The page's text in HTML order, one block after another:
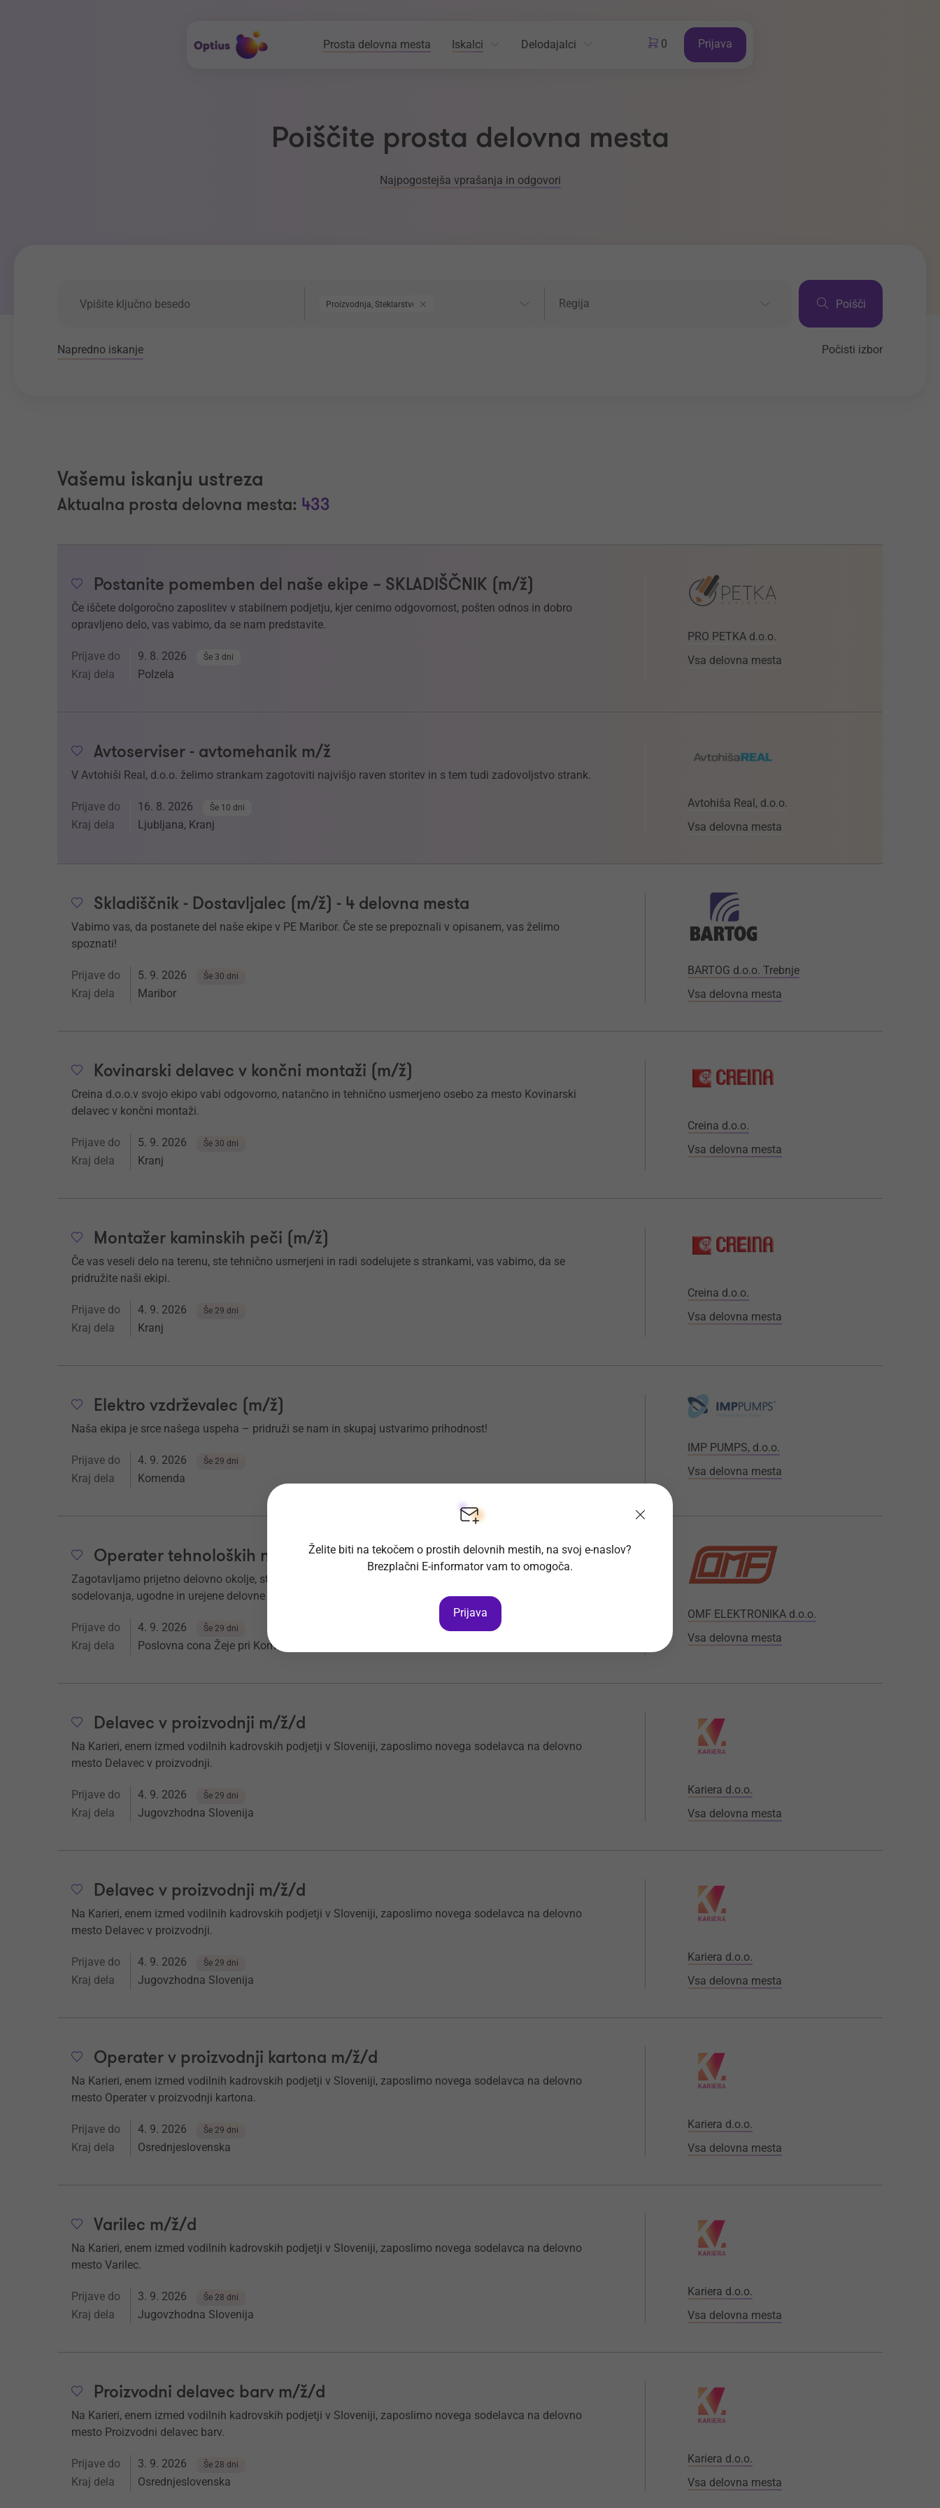
Prosta delovna mesta Iskalci Delodajalci 0 Prijava
Poiščite prosta delovna mesta
Najpogostejša vprašanja in odgovori
Proizvodnja, Steklarstvo Regija Poišči
Napredno iskanje Počisti izbor
Vašemu iskanju ustreza
Aktualna prosta delovna mesta: 433
Postanite pomemben del naše ekipe – SKLADIŠČNIK (m/ž)
Če iščete dolgoročno zaposlitev v stabilnem podjetju, kjer cenimo odgovornost, pošten odnos in dobro
opravljeno delo, vas vabimo, da se nam predstavite.
Prijave do 9. 8. 2026 Še 3 dni
Kraj dela Polzela
PRO PETKA d.o.o.
Vsa delovna mesta
Avtoserviser - avtomehanik m/ž
V Avtohiši Real, d.o.o. želimo strankam zagotoviti najvišjo raven storitev in s tem tudi zadovoljstvo strank.
Prijave do 16. 8. 2026 Še 10 dni
Kraj dela Ljubljana, Kranj
Avtohiša Real, d.o.o.
Vsa delovna mesta
Skladiščnik - Dostavljalec (m/ž) - 4 delovna mesta
Vabimo vas, da postanete del naše ekipe v PE Maribor. Če ste se prepoznali v opisanem, vas želimo
spoznati!
Prijave do 5. 9. 2026 Še 30 dni
Kraj dela Maribor
BARTOG d.o.o. Trebnje
Vsa delovna mesta
Kovinarski delavec v končni montaži (m/ž)
Creina d.o.o.v svojo ekipo vabi odgovorno, natančno in tehnično usmerjeno osebo za mesto Kovinarski
delavec v končni montaži.
Prijave do 5. 9. 2026 Še 30 dni
Kraj dela Kranj
Creina d.o.o.
Vsa delovna mesta
Montažer kaminskih peči (m/ž)
Če vas veseli delo na terenu, ste tehnično usmerjeni in radi sodelujete s strankami, vas vabimo, da se
pridružite naši ekipi.
Prijave do 4. 9. 2026 Še 29 dni
Kraj dela Kranj
Creina d.o.o.
Vsa delovna mesta
Elektro vzdrževalec (m/ž)
Naša ekipa je srce našega uspeha – pridruži se nam in skupaj ustvarimo prihodnost!
Prijave do 4. 9. 2026 Še 29 dni
Kraj dela Komenda
IMP PUMPS, d.o.o.
Vsa delovna mesta
Operater tehnoloških naprav (m/ž)
Zagotavljamo prijetno delovno okolje, stimulativno plačilo, možnosti napredovanja, možnost dolgoročnega
sodelovanja, ugodne in urejene delovne razmere.
Prijave do 4. 9. 2026 Še 29 dni
Kraj dela Poslovna cona Žeje pri Komendi
OMF ELEKTRONIKA d.o.o.
Vsa delovna mesta
Delavec v proizvodnji m/ž/d
Na Karieri, enem izmed vodilnih kadrovskih podjetji v Sloveniji, zaposlimo novega sodelavca na delovno
mesto Delavec v proizvodnji.
Prijave do 4. 9. 2026 Še 29 dni
Kraj dela Jugovzhodna Slovenija
Kariera d.o.o.
Vsa delovna mesta
Delavec v proizvodnji m/ž/d
Na Karieri, enem izmed vodilnih kadrovskih podjetji v Sloveniji, zaposlimo novega sodelavca na delovno
mesto Delavec v proizvodnji.
Prijave do 4. 9. 2026 Še 29 dni
Kraj dela Jugovzhodna Slovenija
Kariera d.o.o.
Vsa delovna mesta
Operater v proizvodnji kartona m/ž/d
Na Karieri, enem izmed vodilnih kadrovskih podjetji v Sloveniji, zaposlimo novega sodelavca na delovno
mesto Operater v proizvodnji kartona.
Prijave do 4. 9. 2026 Še 29 dni
Kraj dela Osrednjeslovenska
Kariera d.o.o.
Vsa delovna mesta
Varilec m/ž/d
Na Karieri, enem izmed vodilnih kadrovskih podjetji v Sloveniji, zaposlimo novega sodelavca na delovno
mesto Varilec.
Prijave do 3. 9. 2026 Še 28 dni
Kraj dela Jugovzhodna Slovenija
Kariera d.o.o.
Vsa delovna mesta
Proizvodni delavec barv m/ž/d
Na Karieri, enem izmed vodilnih kadrovskih podjetji v Sloveniji, zaposlimo novega sodelavca na delovno
mesto Proizvodni delavec barv.
Prijave do 3. 9. 2026 Še 28 dni
Kraj dela Osrednjeslovenska
Kariera d.o.o.
Vsa delovna mesta
Želite biti na tekočem o prostih delovnih mestih, na svoj e-naslov?
Brezplačni E-informator vam to omogoča.
Prijava